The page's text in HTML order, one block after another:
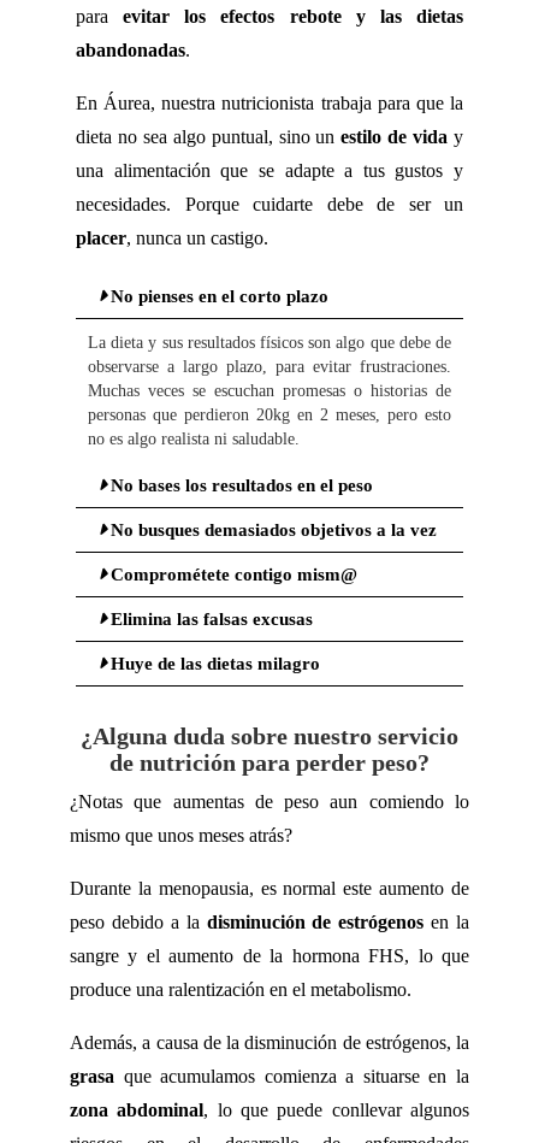
paraevitar los efectos rebote y las dietas
abandonadas.
En Áurea, nuestra nutricionista trabaja para que la
dieta no sea algo puntual, sino unestilo de vida y
una alimentación que se adapte a tus gustos y
necesidades. Porque cuidarte debe de ser un
placer, nunca un castigo.
No pienses en el corto plazo
La dieta y sus resultados físicos son algo que debe de
observarse a largo plazo, para evitar frustraciones.
Muchas veces se escuchan promesas o historias de
personas que perdieron 20kg en 2 meses, pero esto
no es algo realista ni saludable.
No bases los resultados en el peso
No busques demasiados objetivos a la vez
Comprométete contigo mism@
Elimina las falsas excusas
Huye de las dietas milagro
¿Alguna duda sobre nuestro servicio
de nutrición para perder peso?
¿Notas que aumentas de peso aun comiendo lo
mismo que unos meses atrás?
Durante la menopausia, es normal este aumento de
peso debido a la disminución de estrógenos en la
sangre y el aumento de la hormona FHS, lo que
produce una ralentización en el metabolismo.
Además, a causa de la disminución de estrógenos, la
grasa que acumulamos comienza a situarse en la
zona abdominal, lo que puede conllevar algunos